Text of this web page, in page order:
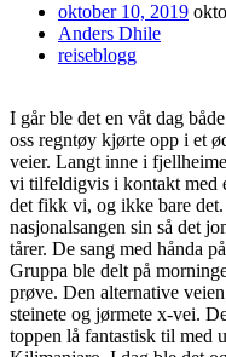
oktober 10, 2019
Anders Dhile
reiseblogg
I går ble det en våt dag
oss regntøy kjørte opp i et
veier. Langt inne i
vi tilfeldigvis i kontakt med
det fikk vi, og ikke bare det.
nasjonalsangen sin så det
tårer. De sang med hånda
Gruppa ble delt på
prøve. Den alternative
steinete og jørmete x-vei.
toppen lå fantastisk til med